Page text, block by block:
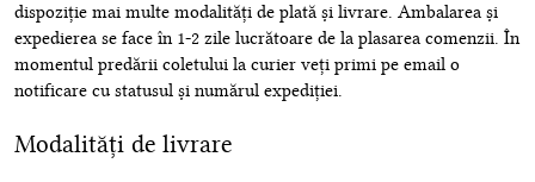
dispoziție mai multe modalități de plată și livrare. Ambalarea și
expedierea se face în 1-2 zile lucrătoare de la plasarea comenzii. În
momentul predării coletului la curier veți primi pe email o
notificare cu statusul și numărul expediției.
Modalități de livrare